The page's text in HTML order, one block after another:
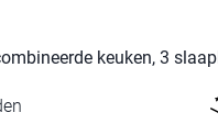
keuken, 3